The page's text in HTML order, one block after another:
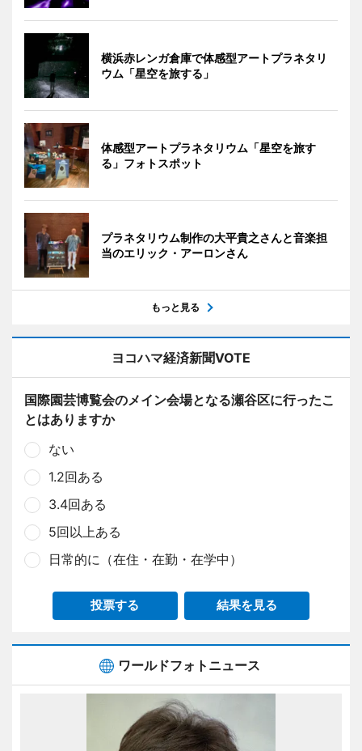
横浜赤レンガ倉庫で体感型アートプラネタリ
ウム「星空を旅する」
体感型アートプラネタリウム「星空を旅す
る」フォトスポット
プラネタリウム制作の大平貴之さんと音楽担
当のエリック・アーロンさん
もっと見る
ヨコハマ経済新聞VOTE
国際園芸博覧会のメイン会場となる瀬谷区に行ったこ
とはありますか
ない
1.2回ある
3.4回ある
5回以上ある
日常的に（在住・在勤・在学中）
投票する 結果を見る
ワールドフォトニュース